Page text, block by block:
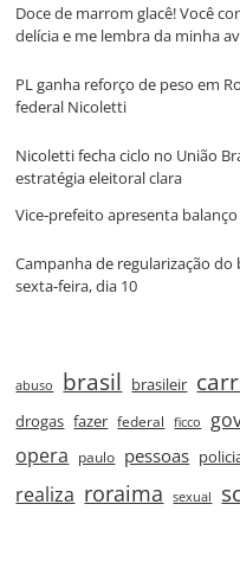
Doce de marrom glacê! Você
delícia e me lembra da minha
PL ganha reforço de peso em
federal Nicoletti
Nicoletti fecha ciclo no União
estratégia eleitoral clara
Vice‑prefeito apresenta
Campanha de regularização
sexta‑feira, dia 10
abuso brasil brasileir
drogas fazer federal ficco
opera paulo pessoas
realiza roraima sexual